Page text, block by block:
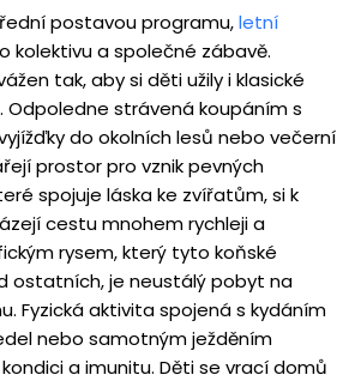
postavou programu,letní
kolektivu a společné zábavě.
tak, aby si děti užily i klasické
strávená koupáním s
do okolních lesů nebo večerní
prostor pro vznik pevných
spojuje láska ke zvířatům, si k
cestu mnohem rychleji a
rysem, který tyto koňské
ostatních, je neustálý pobyt na
Fyzická aktivita spojená s kydáním
nebo samotným ježděním
a imunitu. Děti se vrací domů